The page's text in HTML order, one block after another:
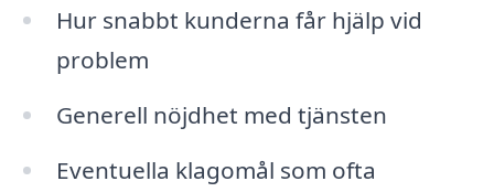
Hur snabbt kunderna får hjälp vid
problem
Generell nöjdhet med tjänsten
Eventuella klagomål som ofta